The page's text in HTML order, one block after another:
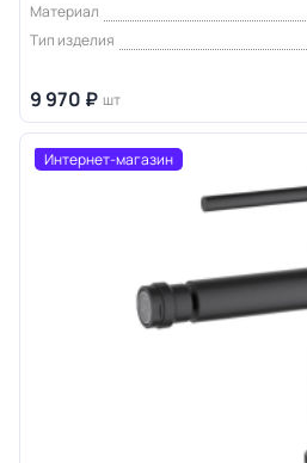
Материал
Тип изделия
9 970 ₽ шт
Интернет-магазин